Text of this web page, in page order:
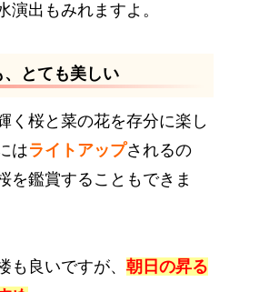
演出もみれますよ。
とても美しい
く桜と菜の花を存分に楽し
はライトアップされるの
を鑑賞することもできま
も良いですが、 朝日の昇る